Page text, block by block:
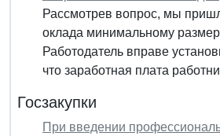
Рассмотрев вопрос, мы
оклада минимальному
Работодатель вправе
что заработная плата
Госзакупки
При введении